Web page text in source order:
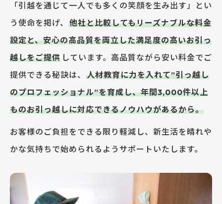
「引越を通じて一人でも多くの笑顔を生み出す」とい
う使命を掲げ、 他社と比較してもリーズナブルな料金
設定と、安心の高品質を両立した満足度の高いお引っ
越しをご提供 しています。高品質ながら安い料金でご
提供できる秘訣は、 人材教育に力を入れて”引っ越し
のプロフェッショナル”を育成し、年間3,000件以上
ものお引っ越しに対応できるノウハウがあるから。
お客様のご負担をできる限り軽減し、新生活を晴れや
かな気持ちで始められるようサポートいたします。